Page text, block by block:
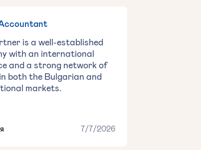
is a well-established
with an international
and a strong network of
both the Bulgarian and
markets.
7/7/2026